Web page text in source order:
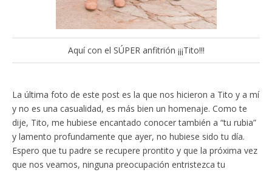
Aquí con el SÚPER anfitrión ¡¡¡Tito!!!
La última foto de este post es la que nos hicieron a Tito y a mí
y no es una casualidad, es más bien un homenaje. Como te
dije, Tito, me hubiese encantado conocer también a “tu rubia”
y lamento profundamente que ayer, no hubiese sido tu día.
Espero que tu padre se recupere prontito y que la próxima vez
que nos veamos, ninguna preocupación entristezca tu